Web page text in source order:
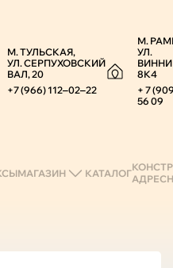
М. ТУЛЬСКАЯ,
УЛ. СЕРПУХОВСКИЙ
ВАЛ, 20
+7 (966) 112‒02‒22
М.
УЛ.
8К4
+ 7
56 09
МАГАЗИН КАТАЛОГ